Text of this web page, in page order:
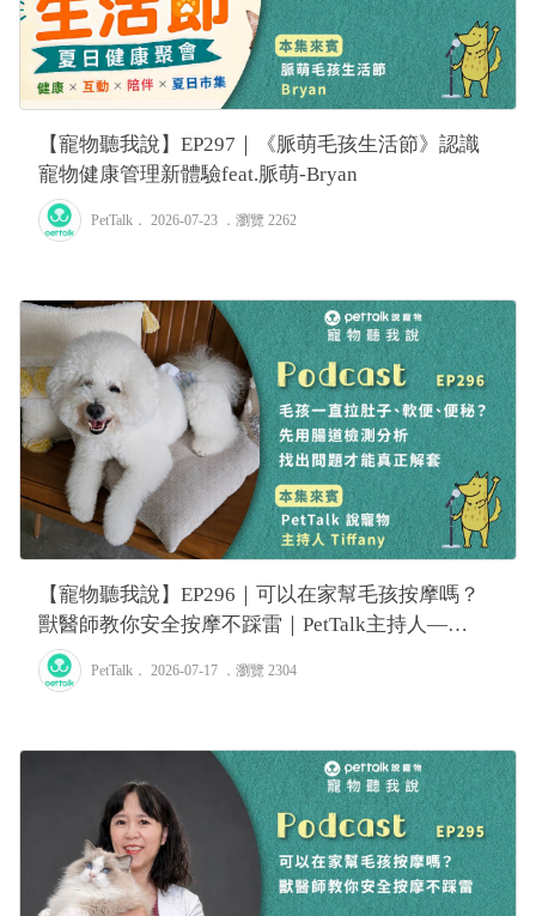
【寵物聽我說】EP297｜《脈萌毛孩生活節》認識
寵物健康管理新體驗feat.脈萌-Bryan
PetTalk ． 2026-07-23 ． 瀏覽 2262
【寵物聽我說】EP296｜可以在家幫毛孩按摩嗎？
獸醫師教你安全按摩不踩雷｜PetTalk主持人—
Tiffany
PetTalk ． 2026-07-17 ． 瀏覽 2304